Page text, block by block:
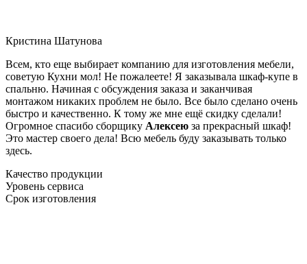
Кристина Шатунова
Всем, кто еще выбирает компанию для изготовления мебели,
советую Кухни мол! Не пожалеете! Я заказывала шкаф-купе в
спальню. Начиная с обсуждения заказа и заканчивая
монтажом никаких проблем не было. Все было сделано очень
быстро и качественно. К тому же мне ещё скидку сделали!
Огромное спасибо сборщику Алексею за прекрасный шкаф!
Это мастер своего дела! Всю мебель буду заказывать только
здесь.
Качество продукции
Уровень сервиса
Срок изготовления